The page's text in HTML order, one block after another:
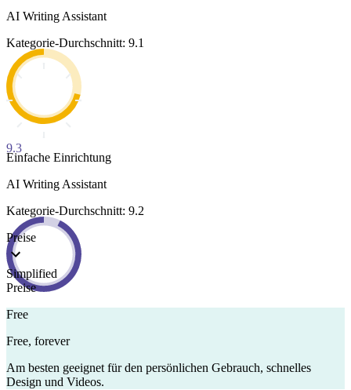
AI Writing Assistant
Kategorie-Durchschnitt: 9.1
9.3
Einfache Einrichtung
AI Writing Assistant
Kategorie-Durchschnitt: 9.2
Preise
Simplified
Preise
Free
Free, forever
Am besten geeignet für den persönlichen Gebrauch, schnelles
Design und Videos.